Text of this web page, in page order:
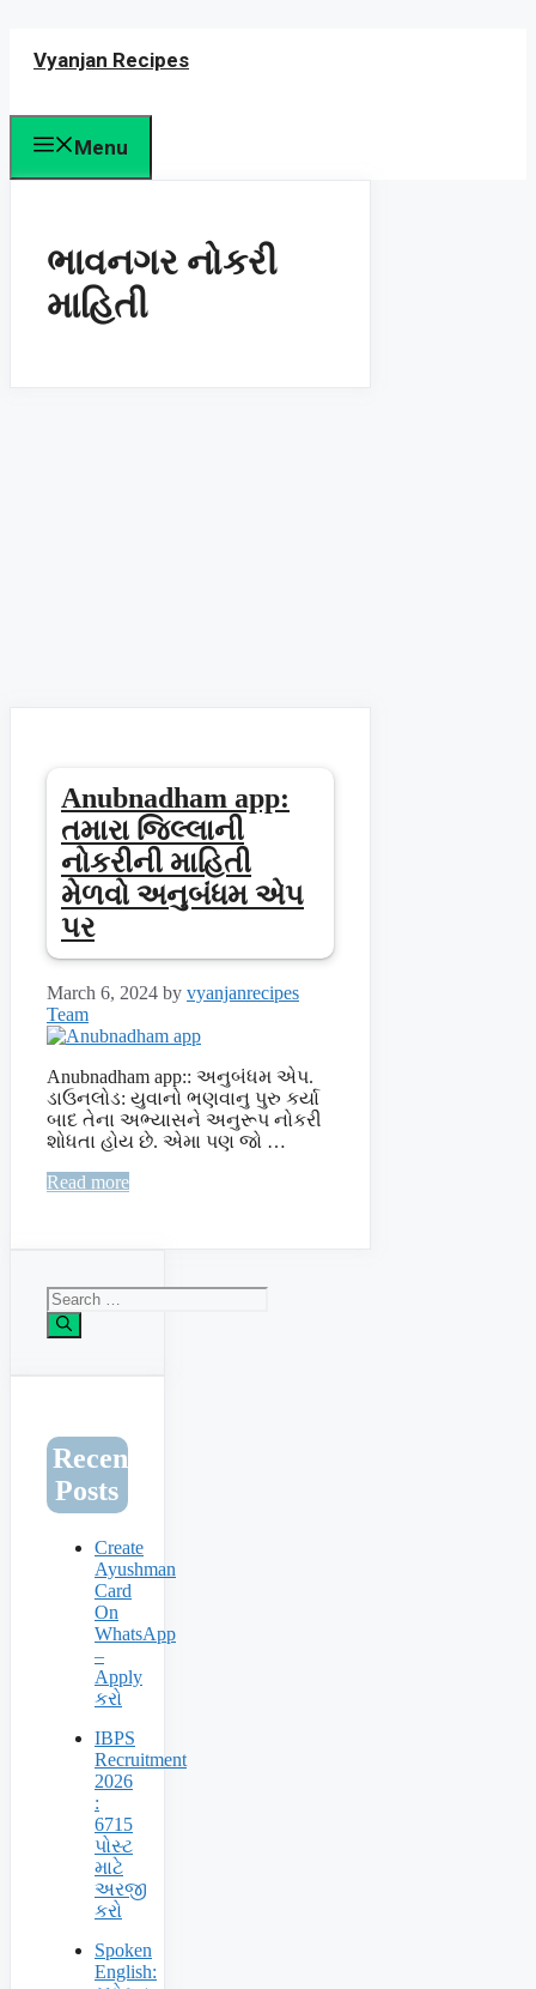
Vyanjan Recipes
Menu
ભાવનગર નોકરી
માહિતી
Anubnadham app:
તમારા જિલ્લાની
નોકરીની માહિતી
મેળવો અનુબંધમ એપ
પર
March 6, 2024 by vyanjanrecipes
Team
Anubnadham app:: અનુબંધમ એપ.
ડાઉનલોડ: યુવાનો ભણવાનુ પુરુ કર્યા
બાદ તેના અભ્યાસને અનુરૂપ નોકરી
શોધતા હોય છે. એમા પણ જો …
Read more
Search
for:
Recent
Posts
Create
Ayushman
Card
On
WhatsApp
–
Apply
કરો
IBPS
Recruitment
2026
:
6715
પોસ્ટ
માટે
અરજી
કરો
Spoken
English: